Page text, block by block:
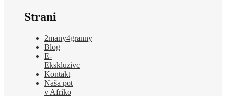
Strani
2many4granny
Blog
E-
Ekskluzivc
Kontakt
Naša pot
v Afriko